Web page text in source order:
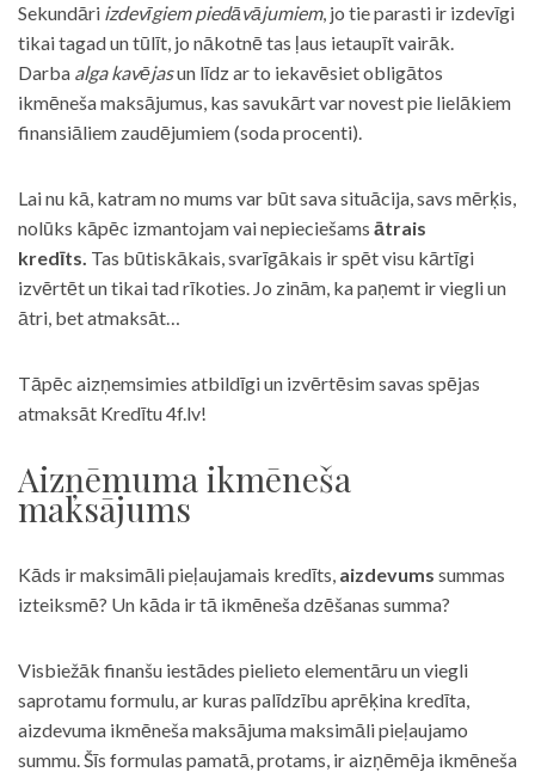
Sekundāri izdevīgiem piedāvājumiem, jo tie parasti ir izdevīgi
tikai tagad un tūlīt, jo nākotnē tas ļaus ietaupīt vairāk.
Darba alga kavējasun līdz ar to iekavēsiet obligātos
ikmēneša maksājumus, kas savukārt var novest pie lielākiem
finansiāliem zaudējumiem (soda procenti).
Lai nu kā, katram no mums var būt sava situācija, savs mērķis,
nolūks kāpēc izmantojam vai nepieciešams ātrais
kredīts. Tas būtiskākais, svarīgākais ir spēt visu kārtīgi
izvērtēt un tikai tad rīkoties. Jo zinām, ka paņemt ir viegli un
ātri, bet atmaksāt…
Tāpēc aizņemsimies atbildīgi un izvērtēsim savas spējas
atmaksāt Kredītu 4f.lv!
Aizņēmuma ikmēneša
maksājums
Kāds ir maksimāli pieļaujamais kredīts, aizdevums summas
izteiksmē? Un kāda ir tā ikmēneša dzēšanas summa?
Visbiežāk finanšu iestādes pielieto elementāru un viegli
saprotamu formulu, ar kuras palīdzību aprēķina kredīta,
aizdevuma ikmēneša maksājuma maksimāli pieļaujamo
summu. Šīs formulas pamatā, protams, ir aizņēmēja ikmēneša